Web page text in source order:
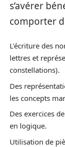
s’avérer
comporter
L’écriture des
lettres et
constellations).
Des
les concepts
Des exercices
en logique.
Utilisation de